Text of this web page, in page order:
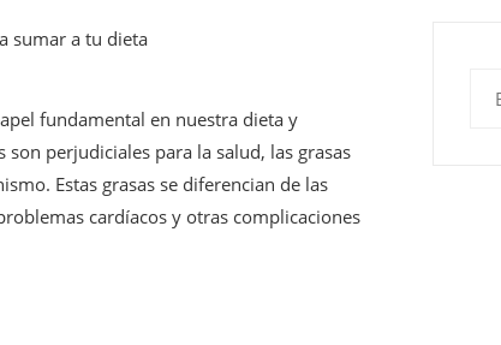
fundamental en nuestra dieta y
perjudiciales para la salud, las grasas
Estas grasas se diferencian de las
cardíacos y otras complicaciones